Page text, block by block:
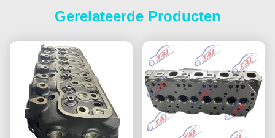
Gerelateerde Producten